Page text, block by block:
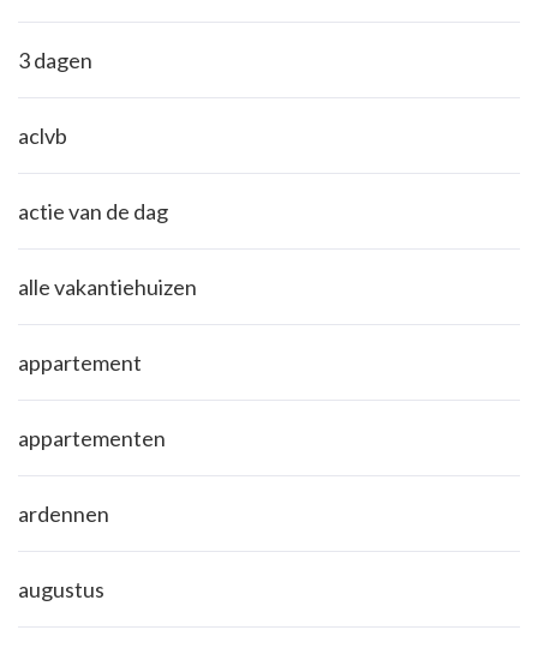
3 dagen
aclvb
actie van de dag
alle vakantiehuizen
appartement
appartementen
ardennen
augustus